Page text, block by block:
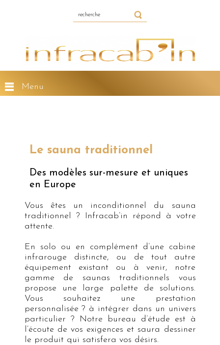
Menu
Le sauna traditionnel
Des modèles sur-mesure et uniques
en Europe
Vous êtes un inconditionnel du sauna
traditionnel ? Infracab’in répond à votre
attente.
En solo ou en complément d’une cabine
infrarouge distincte, ou de tout autre
équipement existant ou à venir, notre
gamme de saunas traditionnels vous
propose une large palette de solutions.
Vous souhaitez une prestation
personnalisée ? à intégrer dans un univers
particulier ? Notre bureau d’étude est à
l’écoute de vos exigences et saura dessiner
le produit qui satisfera vos désirs.